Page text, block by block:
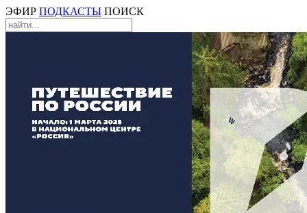
ЭФИР ПОДКАСТЫ ПОИСК